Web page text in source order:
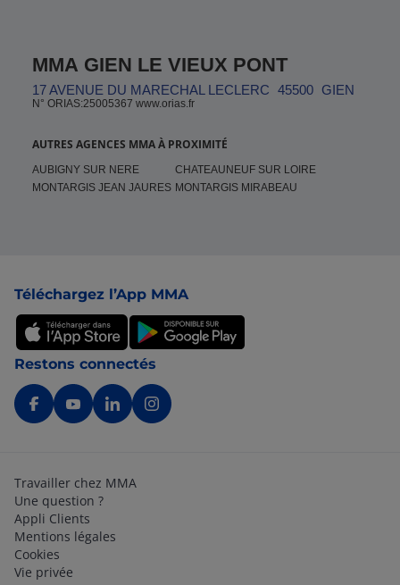
MMA GIEN LE VIEUX PONT
17 AVENUE DU MARECHAL LECLERC 45500 GIEN
N° ORIAS:25005367 www.orias.fr
AUTRES AGENCES MMA À PROXIMITÉ
AUBIGNY SUR NERE
CHATEAUNEUF SUR LOIRE
MONTARGIS JEAN JAURES MONTARGIS MIRABEAU
Téléchargez l’App MMA
Restons connectés
Travailler chez MMA
Une question ?
Appli Clients
Mentions légales
Cookies
Vie privée